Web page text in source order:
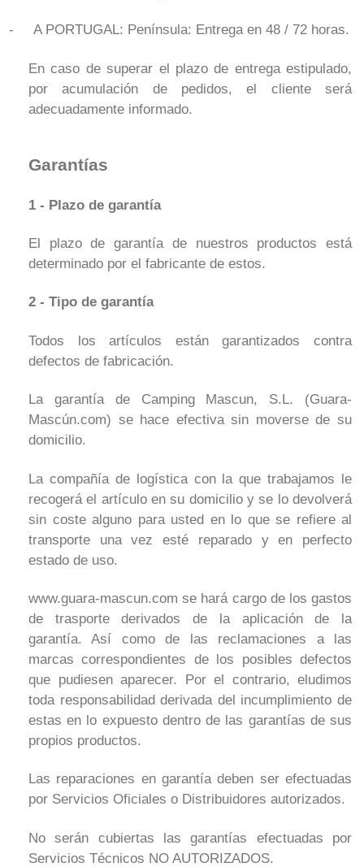
- A PORTUGAL: Península: Entrega en 48 / 72 horas.
En caso de superar el plazo de entrega estipulado,
por acumulación de pedidos, el cliente será
adecuadamente informado.
Garantías
1 - Plazo de garantía
El plazo de garantía de nuestros productos está
determinado por el fabricante de estos.
2 - Tipo de garantía
Todos los artículos están garantizados contra
defectos de fabricación.
La garantía de Camping Mascun, S.L. (Guara-
Mascún.com) se hace efectiva sin moverse de su
domicilio.
La compañía de logística con la que trabajamos le
recogerá el artículo en su domicilio y se lo devolverá
sin coste alguno para usted en lo que se refiere al
transporte una vez esté reparado y en perfecto
estado de uso.
www.guara-mascun.com se hará cargo de los gastos
de trasporte derivados de la aplicación de la
garantía. Así como de las reclamaciones a las
marcas correspondientes de los posibles defectos
que pudiesen aparecer. Por el contrario, eludimos
toda responsabilidad derivada del incumplimiento de
estas en lo expuesto dentro de las garantías de sus
propios productos.
Las reparaciones en garantía deben ser efectuadas
por Servicios Oficiales o Distribuidores autorizados.
No serán cubiertas las garantías efectuadas por
Servicios Técnicos NO AUTORIZADOS.